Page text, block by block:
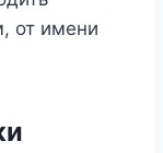
от имени